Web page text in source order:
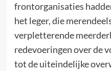
frontorganisaties
het leger, die
verpletterende
redevoeringen over de
tot de uiteindelijke